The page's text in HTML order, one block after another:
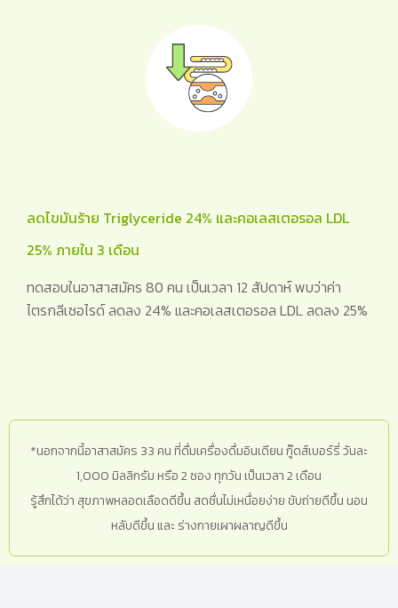
ลดไขมันร้าย Triglyceride 24% และคอเลสเตอรอล LDL
25% ภายใน 3 เดือน
ทดสอบในอาสาสมัคร 80 คน เป็นเวลา 12 สัปดาห์ พบว่าค่า
ไตรกลีเซอไรด์ ลดลง 24% และคอเลสเตอรอล LDL ลดลง 25%
*นอกจากนี้อาสาสมัคร 33 คน ที่ดื่มเครื่องดื่มอินเดียน กู๊ดส์เบอร์รี่ วันละ
1,000 มิลลิกรัม หรือ 2 ซอง ทุกวัน เป็นเวลา 2 เดือน
รู้สึกได้ว่า สุขภาพหลอดเลือดดีขึ้น สดชื่นไม่เหนื่อยง่าย ขับถ่ายดีขึ้น นอน
หลับดีขึ้น และ ร่างกายเผาผลาญดีขึ้น